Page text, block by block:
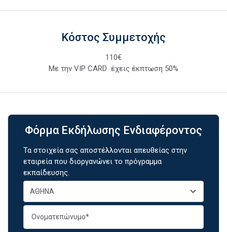
Κόστος Συμμετοχής
110€
Με την VIP CARD έχεις έκπτωση 50%
Φόρμα Εκδήλωσης Ενδιαφέροντος
Τα στοιχεία σας αποστέλλονται απευθείας στην
εταιρεία που διοργανώνει το πρόγραμμα
εκπαίδευσης.